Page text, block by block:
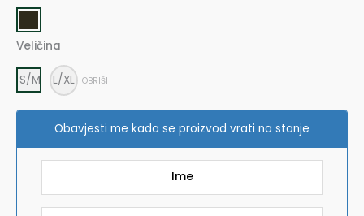
Veličina
S/M L/XL OBRIŠI
Obavjesti me kada se proizvod vrati na stanje
količina